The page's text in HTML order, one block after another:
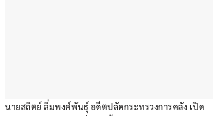
นายสถิตย์ ลิ่มพงศ์พันธุ์ อดีตปลัดกระทรวงการคลัง เปิด